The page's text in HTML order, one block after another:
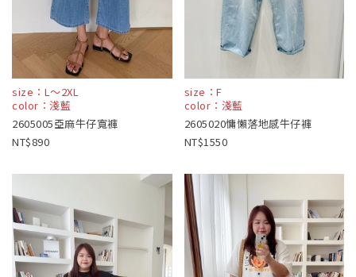
size：L～2XL
color：淺藍
2605005亞麻牛仔寬褲
890
size：F
color：淺藍
2605020慵懶落地感牛仔褲
1550